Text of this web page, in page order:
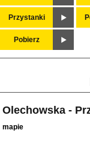
Przystanki
Pobierz
Olechowska -
mapie